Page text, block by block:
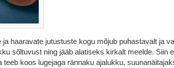
ja haaravate jutustuste kogu mõjub puhastavalt ja
sõltuvust ning jääb alatiseks kirkalt meelde. Siin
teeb koos lugejaga rännaku ajalukku,